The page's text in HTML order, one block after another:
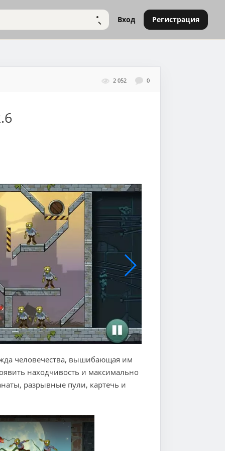
НАЙТИВход Регистрация
2 052 0
человечества, вышибающая им
находчивость и максимально
разрывные пули, картечь и